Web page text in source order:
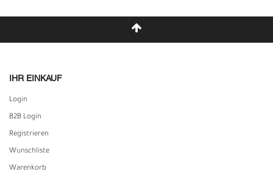
IHR EINKAUF
Login
B2B Login
Registrieren
Wunschliste
Warenkorb